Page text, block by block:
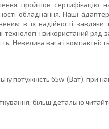
пройшов сертифікацію на
обладнання. Наші
в їх надійності завдяки
і використаний ряд
Невелика вага і
потужність65w (Ват), при
більш детально